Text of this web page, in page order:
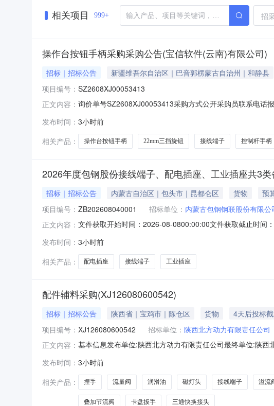
相关项目 999+ 招
操作台按钮手柄采购采购公告(宝信软件(云南)有限公司)
招标｜招标公告 新疆维吾尔自治区｜巴音郭楞蒙古自治州｜和静县
项目编号： SZ2608XJ00053413
正文内容： 询价单号SZ2608XJ00053413采购方式公开采购员联系电话
1N01NC2档保持22mm，1N01NC/DC24V/绿色/不锈钢配套
发布时间： 3小时前
相关产品：
操作台按钮手柄 22mm三挡旋钮 接线端子 控制杆手柄
2026年度包钢股份接线端子、配电插座、工业插座共3
招标｜招标公告 内蒙古自治区｜包头市｜昆都仑区 货物 预
项目编号： ZB202608040001 招标单位： 内蒙古包钢钢联股份有限公
正文内容： 文件获取开始时间：2026-08-0800:00:00文件获取截止时
公告(邀请函).pdf
发布时间： 3小时前
相关产品：
配电插座 接线端子 工业插座
配件辅料采购(XJ126080600542)
招标｜招标公告 陕西省｜宝鸡市｜陈仓区 货物
4天后投标
项目编号： XJ126080600542 招标单位： 陕西北方动力有限责任公司
正文内容： 基本信息发布单位:陕西北方动力有限责任公司最终单位:陕
式:17392242172采购明细序号商品名称品类采购数量最少
设备及配件120.0个120.0个E27；3接线端子机械设备、装置
发布时间： 3小时前
相关产品：
捏手 流量阀 润滑油 磁灯头 接线端子 溢流
叠加节流阀 卡盘扳手 三通快换接头